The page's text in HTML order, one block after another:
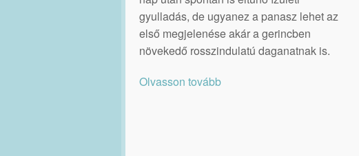
gyulladás, de ugyanez a panasz lehet az
első megjelenése akár a gerincben
növekedő rosszindulatú daganatnak is.
Olvasson tovább